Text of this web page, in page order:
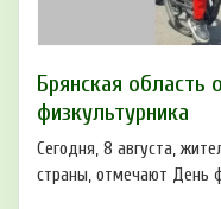
Брянская область
физкультурника
Сегодня, 8 августа,
страны, отмечают День